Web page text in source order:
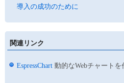
導入の成功のために
関連リンク
EspressChart 動的なWebチャートを